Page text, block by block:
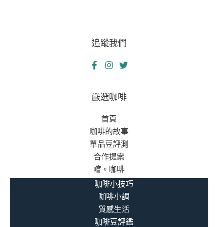
追蹤我們
嚴選咖啡
首頁
咖啡的故事
單品豆評測
合作提案
嚐。咖啡
咖啡小技巧
咖啡小調
質感生活
咖啡豆評鑑